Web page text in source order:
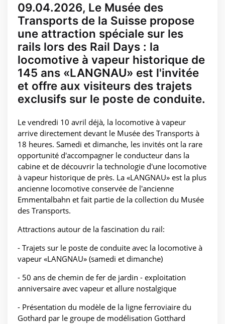
09.04.2026, Le Musée des
Transports de la Suisse propose
une attraction spéciale sur les
rails lors des Rail Days : la
locomotive à vapeur historique de
145 ans «LANGNAU» est l'invitée
et offre aux visiteurs des trajets
exclusifs sur le poste de conduite.
Le vendredi 10 avril déjà, la locomotive à vapeur
arrive directement devant le Musée des Transports à
18 heures. Samedi et dimanche, les invités ont la rare
opportunité d'accompagner le conducteur dans la
cabine et de découvrir la technologie d'une locomotive
à vapeur historique de près. La «LANGNAU» est la plus
ancienne locomotive conservée de l'ancienne
Emmentalbahn et fait partie de la collection du Musée
des Transports.
Attractions autour de la fascination du rail:
- Trajets sur le poste de conduite avec la locomotive à
vapeur «LANGNAU» (samedi et dimanche)
- 50 ans de chemin de fer de jardin - exploitation
anniversaire avec vapeur et allure nostalgique
- Présentation du modèle de la ligne ferroviaire du
Gothard par le groupe de modélisation Gotthard